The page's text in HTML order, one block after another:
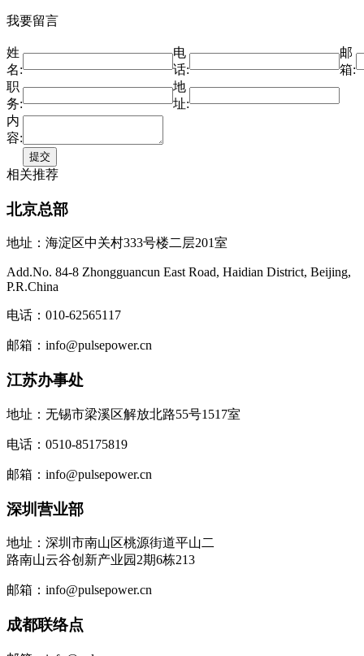
我要留言
姓
名:
电
话:
邮
箱:
职
务:
地
址:
内
容:
相关推荐
北京总部
地址：海淀区中关村333号楼二层201室
Add.No. 84-8 Zhongguancun East Road, Haidian District, Beijing,
P.R.China
电话：010-62565117
邮箱：info@pulsepower.cn
江苏办事处
地址：无锡市梁溪区解放北路55号1517室
电话：0510-85175819
邮箱：info@pulsepower.cn
深圳营业部
地址：深圳市南山区桃源街道平山二
路南山云谷创新产业园2期6栋213
邮箱：info@pulsepower.cn
成都联络点